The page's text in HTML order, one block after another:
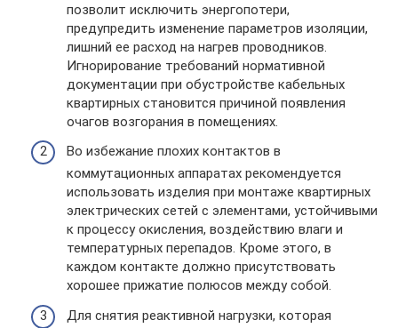
позволит исключить энергопотери,
предупредить изменение параметров изоляции,
лишний ее расход на нагрев проводников.
Игнорирование требований нормативной
документации при обустройстве кабельных
квартирных становится причиной появления
очагов возгорания в помещениях.
Во избежание плохих контактов в
коммутационных аппаратах рекомендуется
использовать изделия при монтаже квартирных
электрических сетей с элементами, устойчивыми
к процессу окисления, воздействию влаги и
температурных перепадов. Кроме этого, в
каждом контакте должно присутствовать
хорошее прижатие полюсов между собой.
Для снятия реактивной нагрузки, которая